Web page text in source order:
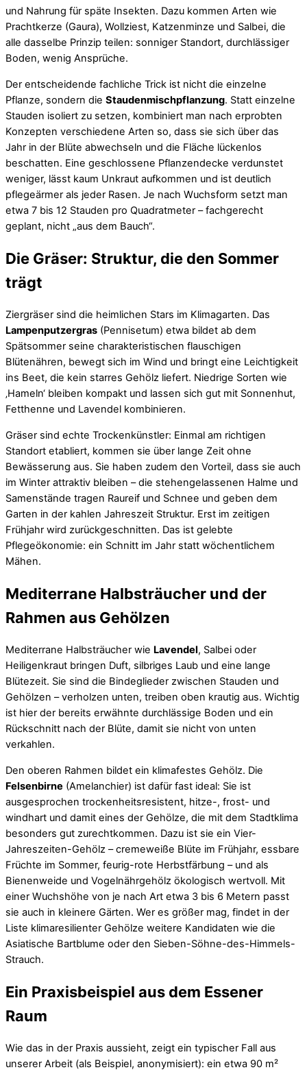
und Nahrung für späte Insekten. Dazu kommen Arten wie
Prachtkerze (Gaura), Wollziest, Katzenminze und Salbei, die
alle dasselbe Prinzip teilen: sonniger Standort, durchlässiger
Boden, wenig Ansprüche.
Der entscheidende fachliche Trick ist nicht die einzelne
Pflanze, sondern die Staudenmischpflanzung. Statt einzelne
Stauden isoliert zu setzen, kombiniert man nach erprobten
Konzepten verschiedene Arten so, dass sie sich über das
Jahr in der Blüte abwechseln und die Fläche lückenlos
beschatten. Eine geschlossene Pflanzendecke verdunstet
weniger, lässt kaum Unkraut aufkommen und ist deutlich
pflegeärmer als jeder Rasen. Je nach Wuchsform setzt man
etwa 7 bis 12 Stauden pro Quadratmeter – fachgerecht
geplant, nicht „aus dem Bauch“.
Die Gräser: Struktur, die den Sommer
trägt
Ziergräser sind die heimlichen Stars im Klimagarten. Das
Lampenputzergras (Pennisetum) etwa bildet ab dem
Spätsommer seine charakteristischen flauschigen
Blütenähren, bewegt sich im Wind und bringt eine Leichtigkeit
ins Beet, die kein starres Gehölz liefert. Niedrige Sorten wie
‚Hameln‘ bleiben kompakt und lassen sich gut mit Sonnenhut,
Fetthenne und Lavendel kombinieren.
Gräser sind echte Trockenkünstler: Einmal am richtigen
Standort etabliert, kommen sie über lange Zeit ohne
Bewässerung aus. Sie haben zudem den Vorteil, dass sie auch
im Winter attraktiv bleiben – die stehengelassenen Halme und
Samenstände tragen Raureif und Schnee und geben dem
Garten in der kahlen Jahreszeit Struktur. Erst im zeitigen
Frühjahr wird zurückgeschnitten. Das ist gelebte
Pflegeökonomie: ein Schnitt im Jahr statt wöchentlichem
Mähen.
Mediterrane Halbsträucher und der
Rahmen aus Gehölzen
Mediterrane Halbsträucher wie Lavendel, Salbei oder
Heiligenkraut bringen Duft, silbriges Laub und eine lange
Blütezeit. Sie sind die Bindeglieder zwischen Stauden und
Gehölzen – verholzen unten, treiben oben krautig aus. Wichtig
ist hier der bereits erwähnte durchlässige Boden und ein
Rückschnitt nach der Blüte, damit sie nicht von unten
verkahlen.
Den oberen Rahmen bildet ein klimafestes Gehölz. Die
Felsenbirne (Amelanchier) ist dafür fast ideal: Sie ist
ausgesprochen trockenheitsresistent, hitze-, frost- und
windhart und damit eines der Gehölze, die mit dem Stadtklima
besonders gut zurechtkommen. Dazu ist sie ein Vier-
Jahreszeiten-Gehölz – cremeweiße Blüte im Frühjahr, essbare
Früchte im Sommer, feurig-rote Herbstfärbung – und als
Bienenweide und Vogelnährgehölz ökologisch wertvoll. Mit
einer Wuchshöhe von je nach Art etwa 3 bis 6 Metern passt
sie auch in kleinere Gärten. Wer es größer mag, findet in der
Liste klimaresilienter Gehölze weitere Kandidaten wie die
Asiatische Bartblume oder den Sieben-Söhne-des-Himmels-
Strauch.
Ein Praxisbeispiel aus dem Essener
Raum
Wie das in der Praxis aussieht, zeigt ein typischer Fall aus
unserer Arbeit (als Beispiel, anonymisiert): ein etwa 90 m²